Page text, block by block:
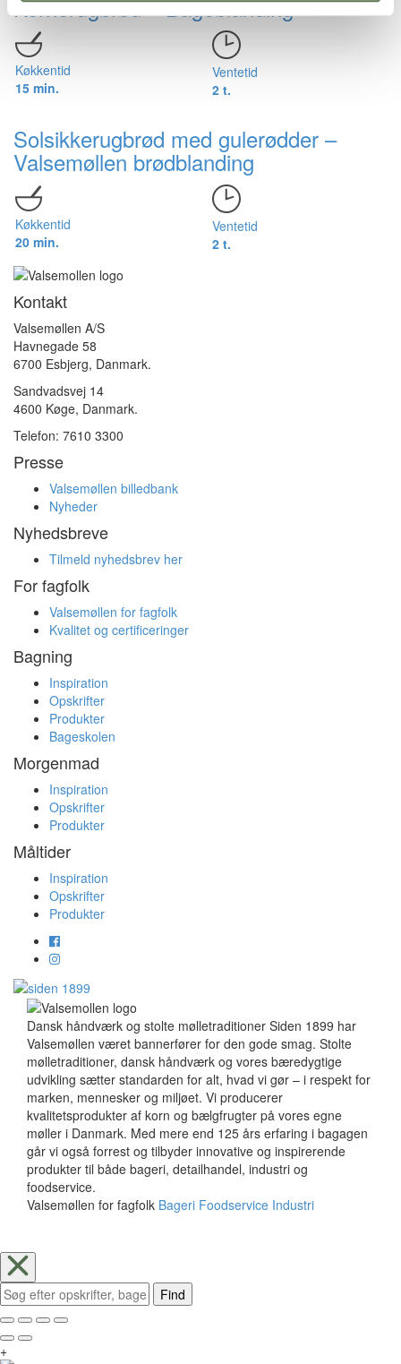
Kernerugbrød – Bageblanding
Køkkentid
15 min.
Ventetid
2 t.
Solsikkerugbrød med gulerødder –
Valsemøllen brødblanding
Køkkentid
20 min.
Ventetid
2 t.
Kontakt
Valsemøllen A/S
Havnegade 58
6700 Esbjerg, Danmark.
Sandvadsvej 14
4600 Køge, Danmark.
Telefon: 7610 3300
Presse
Valsemøllen billedbank
Nyheder
Nyhedsbreve
Tilmeld nyhedsbrev her
For fagfolk
Valsemøllen for fagfolk
Kvalitet og certificeringer
Bagning
Inspiration
Opskrifter
Produkter
Bageskolen
Morgenmad
Inspiration
Opskrifter
Produkter
Måltider
Inspiration
Opskrifter
Produkter
Dansk håndværk og stolte mølletraditioner Siden 1899 har
Valsemøllen været bannerfører for den gode smag. Stolte
mølletraditioner, dansk håndværk og vores bæredygtige
udvikling sætter standarden for alt, hvad vi gør – i respekt for
marken, mennesker og miljøet. Vi producerer
kvalitetsprodukter af korn og bælgfrugter på vores egne
møller i Danmark. Med mere end 125 års erfaring i bagagen
går vi også forrest og tilbyder innovative og inspirerende
produkter til både bageri, detailhandel, industri og
foodservice.
Valsemøllen for fagfolk Bageri Foodservice Industri
Find
+